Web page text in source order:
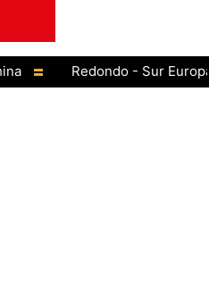
Redondo - Sur Europa